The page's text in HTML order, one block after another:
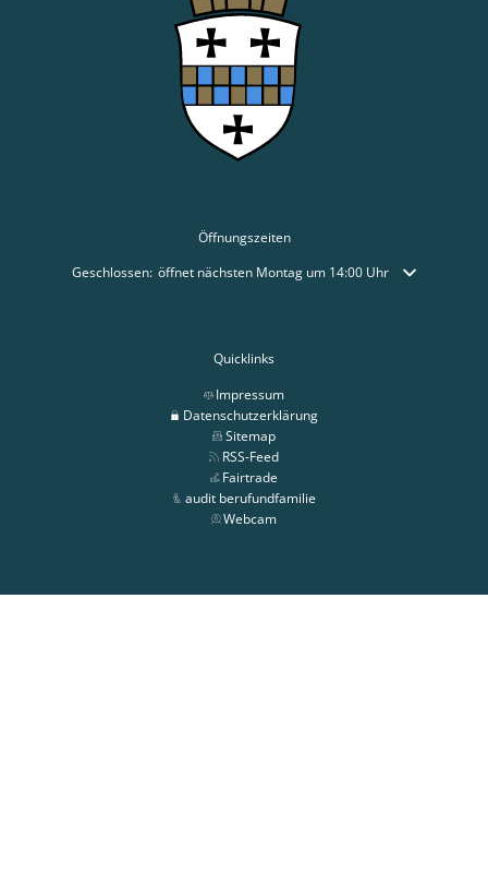
Öffnungszeiten
Klicken, um weitere Öffnungs- oder Schließzeiten auszublenden
Geschlossen: öffnet nächsten Montag um 14:00 Uhr
Quicklinks
Impressum
Datenschutzerklärung
Sitemap
RSS-Feed
Fairtrade
audit berufundfamilie
Webcam